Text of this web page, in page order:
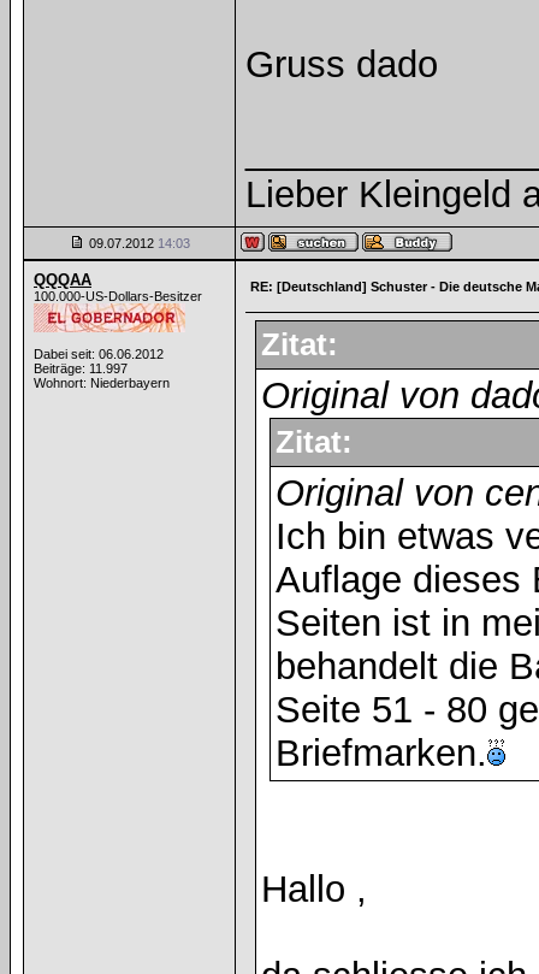
Gruss dado
Lieber Kleingeld
09.07.2012 14:03
QQQAA
100.000-US-Dollars-Besitzer
Dabei seit: 06.06.2012
Beiträge: 11.997
Wohnort: Niederbayern
RE: [Deutschland] Schuster - Die deutsche
Zitat:
Original von
Zitat:
Original von
Ich bin etwas
Auflage dieses
Seiten ist in
behandelt die
Seite 51 - 80
Briefmarken.
Hallo ,